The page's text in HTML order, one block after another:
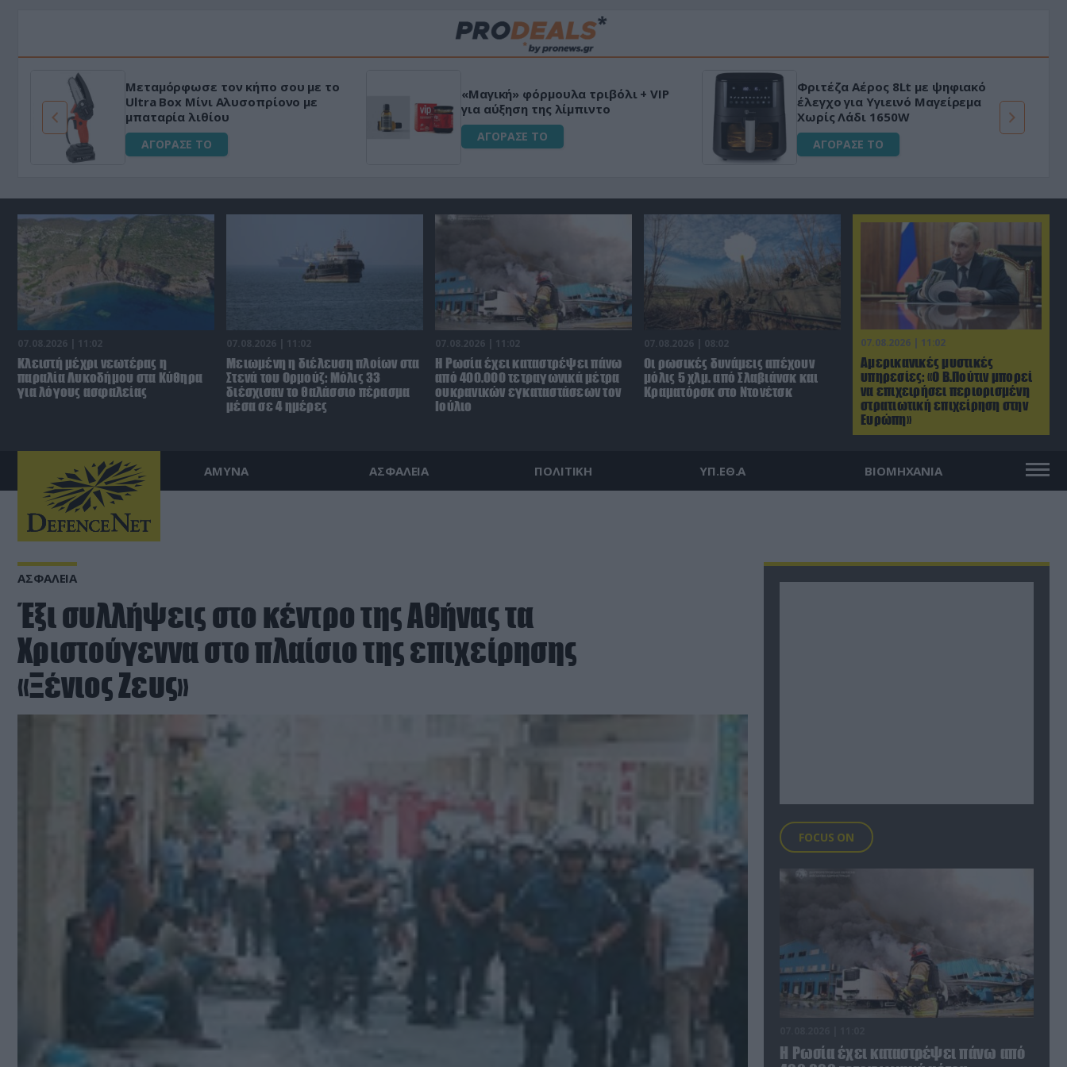
Μεταμόρφωσε τον κήπο σου με το
Ultra Box Μίνι Αλυσοπρίονο με
μπαταρία λιθίου
ΑΓΟΡΑΣΕ ΤΟ
«Μαγική» φόρμουλα τριβόλι + VIP
για αύξηση της λίμπιντο
ΑΓΟΡΑΣΕ ΤΟ
Φριτέζα Αέρος 8Lt με ψηφιακό
έλεγχο για Υγιεινό Μαγείρεμα
Χωρίς Λάδι 1650W
ΑΓΟΡΑΣΕ ΤΟ
07.08.2026 | 11:02
Αμερικανικές μυστικές
υπηρεσίες: «Ο Β.Πούτιν μπορεί
να επιχειρήσει περιορισμένη
στρατιωτική επιχείρηση στην
Ευρώπη»
07.08.2026 | 11:02
Κλειστή μέχρι νεωτέρας η
παραλία Λυκοδήμου στα Κύθηρα
για λόγους ασφαλείας
07.08.2026 | 11:02
Μειωμένη η διέλευση πλοίων στα
Στενά του Ορμούζ: Μόλις 33
διέσχισαν το θαλάσσιο πέρασμα
μέσα σε 4 ημέρες
07.08.2026 | 11:02
Η Ρωσία έχει καταστρέψει πάνω
από 400.000 τετραγωνικά μέτρα
ουκρανικών εγκαταστάσεων τον
Ιούλιο
07.08.2026 | 08:02
Οι ρωσικές δυνάμεις απέχουν
μόλις 5 χλμ. από Σλαβιάνσκ και
Κραματόρσκ στο Ντονέτσκ
ΑΜΥΝΑ ΑΣΦΑΛΕΙΑ ΠΟΛΙΤΙΚΗ ΥΠ.ΕΘ.Α ΒΙΟΜΗΧΑΝΙΑ
ΑΣΦΑΛΕΙΑ
Έξι συλλήψεις στο κέντρο της Αθήνας τα
Χριστούγεννα στο πλαίσιο της επιχείρησης
«Ξένιος Ζευς»
FOCUS ON
Η Ρωσία έχει καταστρέψει πάνω από